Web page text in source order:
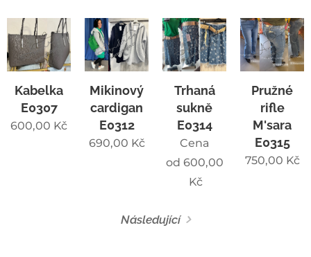
Kabelka
E0307
600,00 Kč
Mikinový
cardigan
E0312
690,00 Kč
Trhaná
sukně
E0314
Cena
od 600,00
Kč
Pružné
rifle
M'sara
E0315
750,00 Kč
Následující